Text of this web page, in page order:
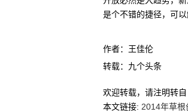
是个不错的捷径，可
作者：王佳伦
转载：九个头条
欢迎转载，请注明转自
本文链接: 2014年草